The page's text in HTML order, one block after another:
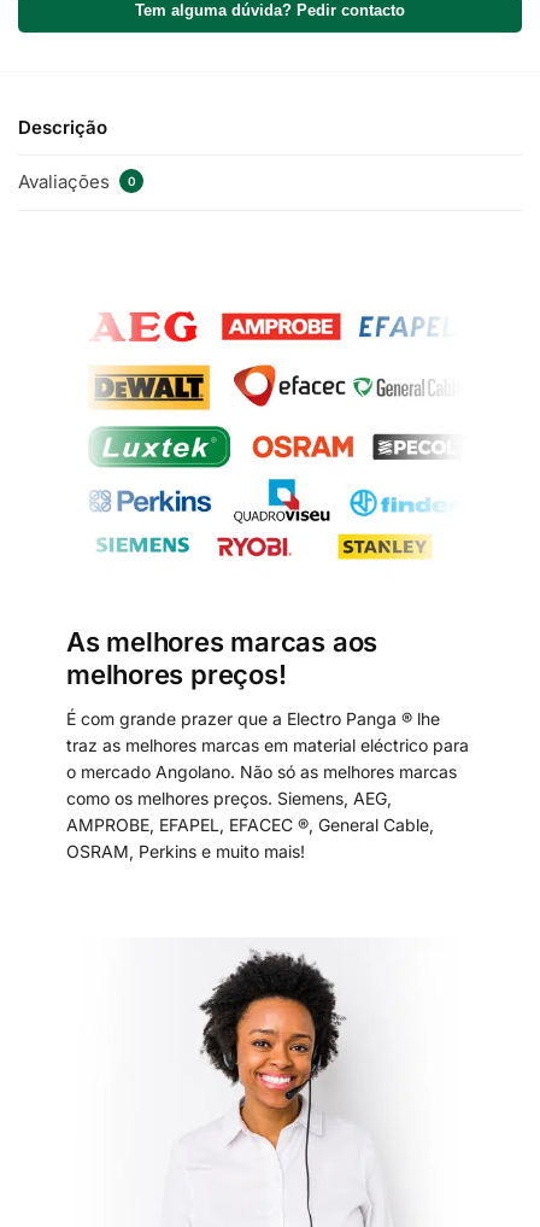
Tem alguma dúvida? Pedir contacto
Descrição
Avaliações 0
As melhores marcas aos
melhores preços!
É com grande prazer que a Electro Panga ® lhe
traz as melhores marcas em material eléctrico para
o mercado Angolano. Não só as melhores marcas
como os melhores preços. Siemens, AEG,
AMPROBE, EFAPEL, EFACEC ®, General Cable,
OSRAM, Perkins e muito mais!